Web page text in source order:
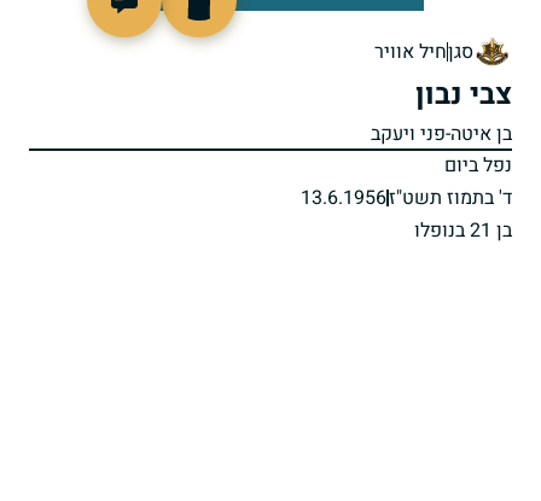
סגןחיל אוויר
צבי נבון
בן איטה-פני ויעקב
נפל ביום
ד' בתמוז תשט"ז13.6.1956
בן 21 בנופלו